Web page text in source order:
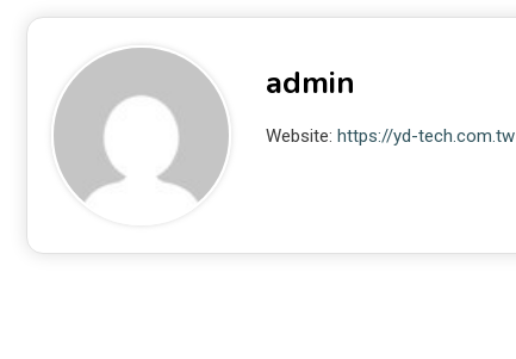
admin
Website:https://yd-tech.com.tw